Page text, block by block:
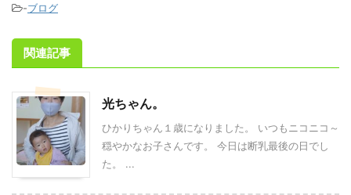
-ブログ
関連記事
光ちゃん。
ひかりちゃん１歳になりました。 いつもニコニコ～
穏やかなお子さんです。 今日は断乳最後の日でし
た。 ...